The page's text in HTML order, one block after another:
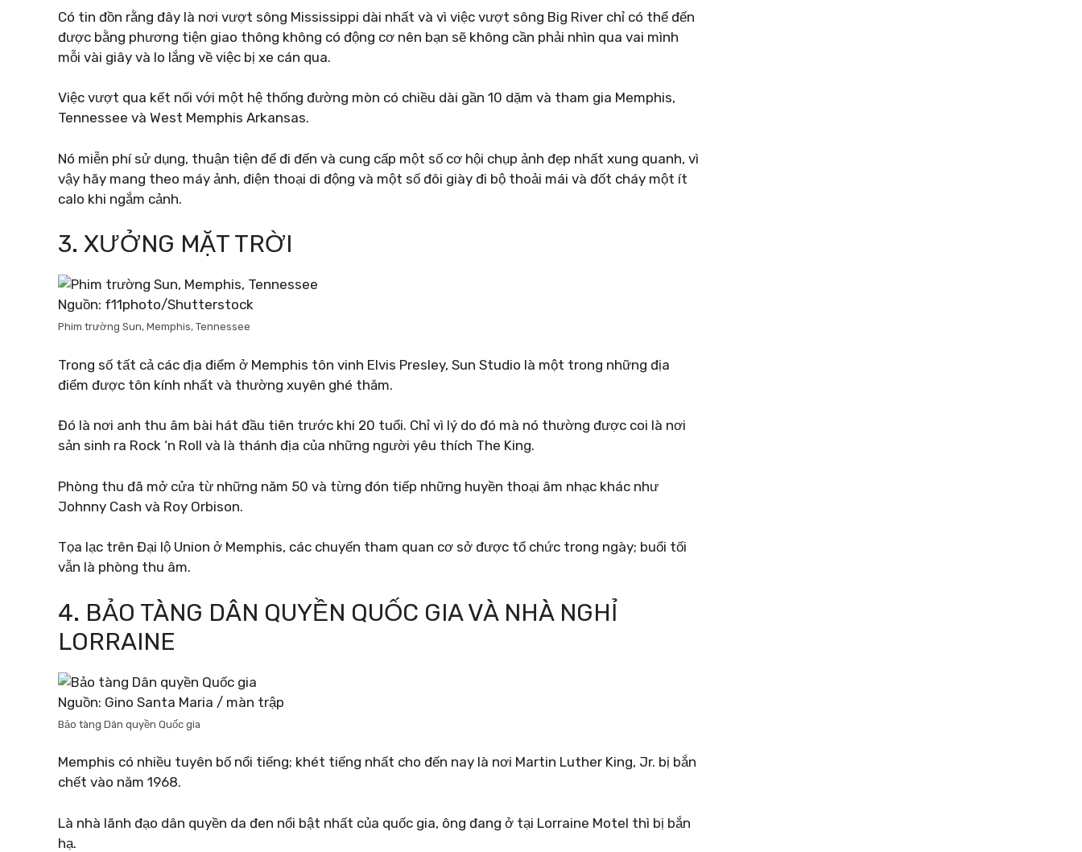
Có tin đồn rằng đây là nơi vượt sông Mississippi dài nhất và vì việc vượt sông Big River chỉ có thể đến
được bằng phương tiện giao thông không có động cơ nên bạn sẽ không cần phải nhìn qua vai mình
mỗi vài giây và lo lắng về việc bị xe cán qua.
Việc vượt qua kết nối với một hệ thống đường mòn có chiều dài gần 10 dặm và tham gia Memphis,
Tennessee và West Memphis Arkansas.
Nó miễn phí sử dụng, thuận tiện để đi đến và cung cấp một số cơ hội chụp ảnh đẹp nhất xung quanh, vì
vậy hãy mang theo máy ảnh, điện thoại di động và một số đôi giày đi bộ thoải mái và đốt cháy một ít
calo khi ngắm cảnh.
3. XƯỞNG MẶT TRỜI
Nguồn: f11photo/Shutterstock
Phim trường Sun, Memphis, Tennessee
Trong số tất cả các địa điểm ở Memphis tôn vinh Elvis Presley, Sun Studio là một trong những địa
điểm được tôn kính nhất và thường xuyên ghé thăm.
Đó là nơi anh thu âm bài hát đầu tiên trước khi 20 tuổi. Chỉ vì lý do đó mà nó thường được coi là nơi
sản sinh ra Rock ‘n Roll và là thánh địa của những người yêu thích The King.
Phòng thu đã mở cửa từ những năm 50 và từng đón tiếp những huyền thoại âm nhạc khác như
Johnny Cash và Roy Orbison.
Tọa lạc trên Đại lộ Union ở Memphis, các chuyến tham quan cơ sở được tổ chức trong ngày; buổi tối
vẫn là phòng thu âm.
4. BẢO TÀNG DÂN QUYỀN QUỐC GIA VÀ NHÀ NGHỈ
LORRAINE
Nguồn: Gino Santa Maria / màn trập
Bảo tàng Dân quyền Quốc gia
Memphis có nhiều tuyên bố nổi tiếng; khét tiếng nhất cho đến nay là nơi Martin Luther King, Jr. bị bắn
chết vào năm 1968.
Là nhà lãnh đạo dân quyền da đen nổi bật nhất của quốc gia, ông đang ở tại Lorraine Motel thì bị bắn
hạ.